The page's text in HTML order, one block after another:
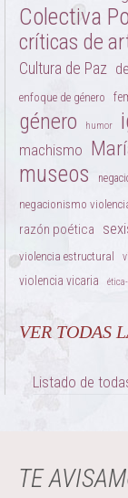
Colectiva
críticas de
Cultura de Paz
enfoque de género
género humor
machismo
museos
negacionismo
razón poética
violencia estructural
violencia vicaria
VER TODAS
Listado de
TE